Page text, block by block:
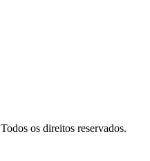
Todos os direitos reservados.